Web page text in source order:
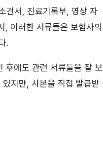
견서, 진료기록부, 영상 자
이러한 서류들은 보험사의
.
후에도 관련 서류들을 잘 보
지만, 사본을 직접 발급받